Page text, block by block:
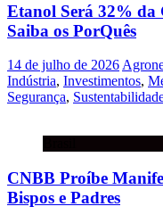
Etanol Será 32% da
Saiba os PorQuês
14 de julho de 2026
Indústria, Investimentos,
Segurança,
CNBB Proíbe
Bispos e Padres